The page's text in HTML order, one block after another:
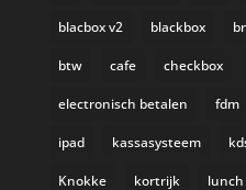
blacbox v2 blackbox
btw cafe checkbox
electronisch betalen fdm
ipad kassasysteem
Knokke kortrijk lunch